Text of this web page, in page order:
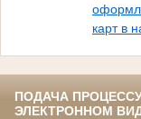
карт в
ПОДАЧА
ЭЛЕКТРОННОМ